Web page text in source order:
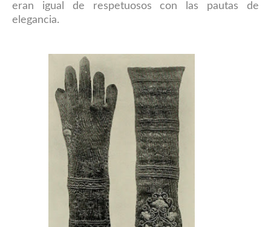
eran igual de respetuosos con las pautas de
elegancia.